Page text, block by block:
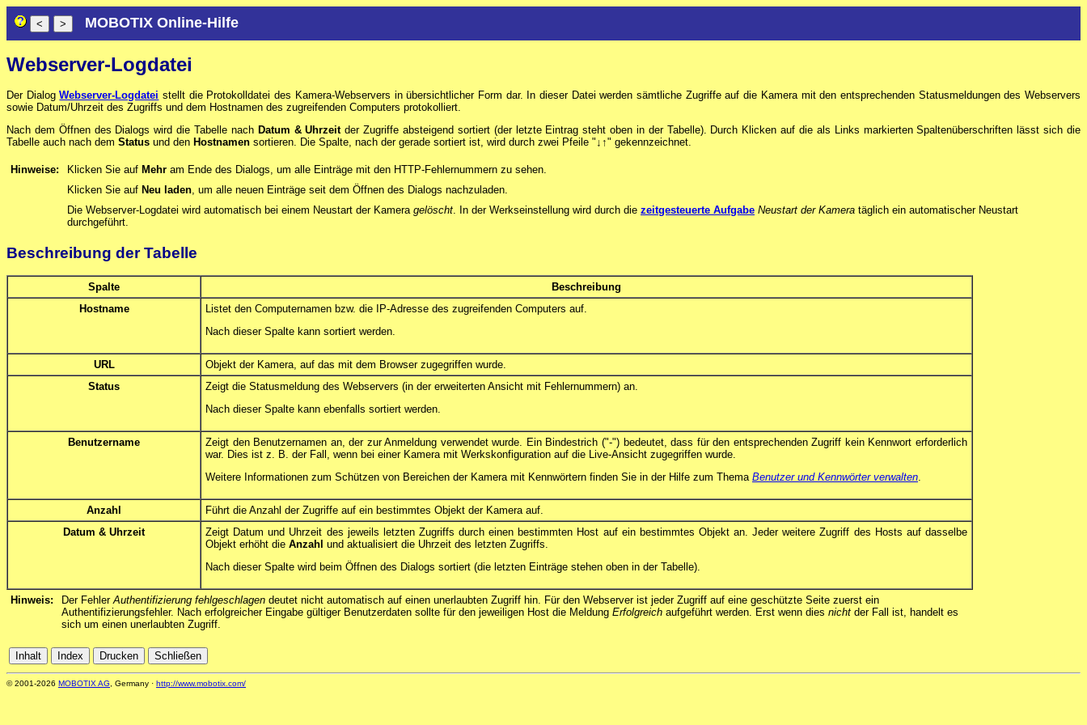
MOBOTIX Online-Hilfe
Webserver-Logdatei
Der DialogWebserver-Logdatei stellt die Protokolldatei des Kamera-Webservers in übersichtlicher Form dar. In dieser Datei werden sämtliche Zugriffe auf die Kamera mit den entsprechenden Statusmeldungen des Webservers
sowie Datum/Uhrzeit des Zugriffs und dem Hostnamen des zugreifenden Computers protokolliert.
Nach dem Öffnen des Dialogs wird die Tabelle nach Datum & Uhrzeitder Zugriffe absteigend sortiert (der letzte Eintrag steht oben in der Tabelle). Durch Klicken auf die als Links markierten Spaltenüberschriften lässt sich die
Tabelle auch nach dem Status und den Hostnamen sortieren. Die Spalte, nach der gerade sortiert ist, wird durch zwei Pfeile "↓↑" gekennzeichnet.
Hinweise: Klicken Sie auf Mehr am Ende des Dialogs, um alle Einträge mit den HTTP-Fehlernummern zu sehen.
Klicken Sie auf Neu laden , um alle neuen Einträge seit dem Öffnen des Dialogs nachzuladen.
Die Webserver-Logdatei wird automatisch bei einem Neustart der Kamera gelöscht . In der Werkseinstellung wird durch die zeitgesteuerte Aufgabe Neustart der Kamera täglich ein automatischer Neustart
durchgeführt.
Beschreibung der Tabelle
Spalte
Beschreibung
Hostname
Listet den Computernamen bzw. die IP-Adresse des zugreifenden Computers auf.
Nach dieser Spalte kann sortiert werden.
URL
Objekt der Kamera, auf das mit dem Browser zugegriffen wurde.
Status
Zeigt die Statusmeldung des Webservers (in der erweiterten Ansicht mit Fehlernummern) an.
Nach dieser Spalte kann ebenfalls sortiert werden.
Benutzername
Zeigt den Benutzernamen an, der zur Anmeldung verwendet wurde. Ein Bindestrich ("-") bedeutet, dass für den entsprechenden Zugriff kein Kennwort erforderlich
war. Dies ist z. B. der Fall, wenn bei einer Kamera mit Werkskonfiguration auf die Live-Ansicht zugegriffen wurde.
Weitere Informationen zum Schützen von Bereichen der Kamera mit Kennwörtern finden Sie in der Hilfe zum Thema Benutzer und Kennwörter verwalten.
Anzahl
Führt die Anzahl der Zugriffe auf ein bestimmtes Objekt der Kamera auf.
Datum & Uhrzeit
Zeigt Datum und Uhrzeit des jeweils letzten Zugriffs durch einen bestimmten Host auf ein bestimmtes Objekt an. Jeder weitere Zugriff des Hosts auf dasselbe
Objekt erhöht die Anzahl und aktualisiert die Uhrzeit des letzten Zugriffs.
Nach dieser Spalte wird beim Öffnen des Dialogs sortiert (die letzten Einträge stehen oben in der Tabelle).
Hinweis: Der Fehler Authentifizierung fehlgeschlagen deutet nicht automatisch auf einen unerlaubten Zugriff hin. Für den Webserver ist jeder Zugriff auf eine geschützte Seite zuerst ein
Authentifizierungsfehler. Nach erfolgreicher Eingabe gültiger Benutzerdaten sollte für den jeweiligen Host die Meldung Erfolgreich aufgeführt werden. Erst wenn dies nicht der Fall ist, handelt es
sich um einen unerlaubten Zugriff.
© 2001-2026 MOBOTIX AG, Germany · http://www.mobotix.com/